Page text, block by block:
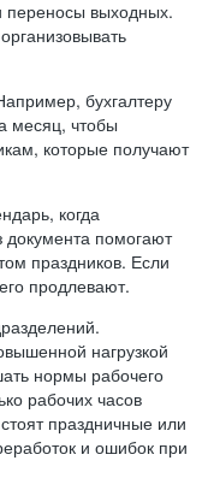
выходных.
бухгалтеру
месяц, чтобы
которые получают
когда
документа помогают
праздников. Если
продлевают.
нагрузкой
нормы рабочего
рабочих часов
праздничные или
и ошибок при